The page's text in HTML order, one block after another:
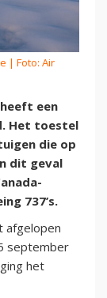
| Foto: Air
een
Het toestel
die op
dit geval
737’s.
afgelopen
september
het